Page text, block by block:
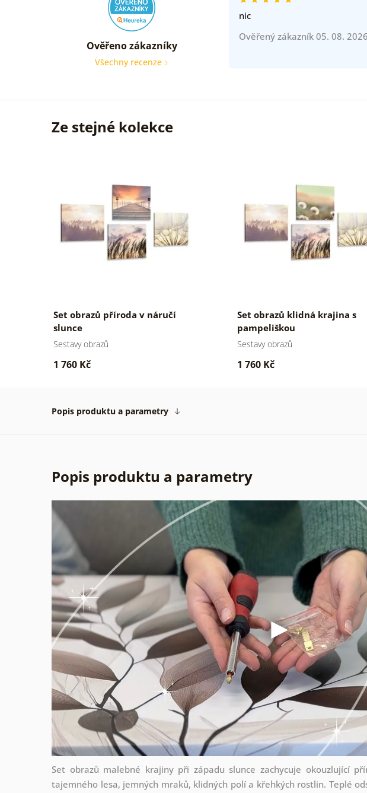
Ověřeno zákazníky
Všechny recenze
nic
Ověřený zákazník 05. 08. 2026
Ze stejné kolekce
Set obrazů příroda v náručí
slunce
Sestavy obrazů
1 760 Kč
Set obrazů klidná krajina s
pampeliškou
Sestavy obrazů
1 760 Kč
Popis produktu a parametry
Popis produktu a parametry
Set obrazů malebné krajiny při západu slunce zachycuje okouzlující
tajemného lesa, jemných mraků, klidných polí a křehkých rostlin. Teplé